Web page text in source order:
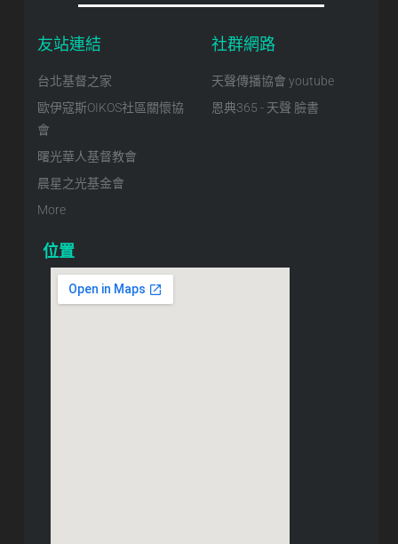
友站連結
台北基督之家
歐伊寇斯OIKOS社區關懷協
會
曙光華人基督教會
晨星之光基金會
More
社群網路
天聲傳播協會 youtube
恩典365 - 天聲 臉書
位置